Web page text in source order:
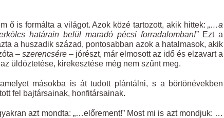
ő is formálta a világot. Azok közé tartozott, akik hittek:„…a
határain belül maradó pécsi forradalomban!”Ezt a
a huszadik század, pontosabban azok a hatalmasok, akik
– szerencsére– jórészt, már elmosott az idő és elzavart a
üldöztetése, kirekesztése még nem szűnt meg.
másokba is át tudott plántálni, s a börtönévekben
fel bajtársainak, honfitársainak.
azt mondta: „…előrement!” Most mi is azt mondjuk: …